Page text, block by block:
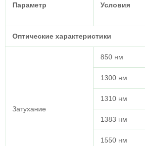
Параметр Условия
Оптические характеристики
Затухание
850 нм
1300 нм
1310 нм
1383 нм
1550 нм